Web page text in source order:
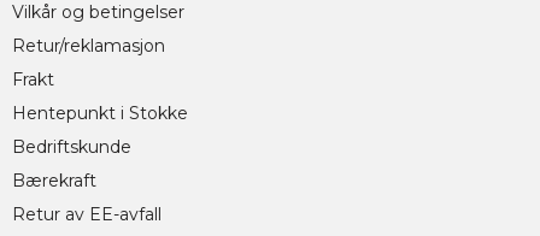
Vilkår og betingelser
Retur/reklamasjon
Frakt
Hentepunkt i Stokke
Bedriftskunde
Bærekraft
Retur av EE-avfall